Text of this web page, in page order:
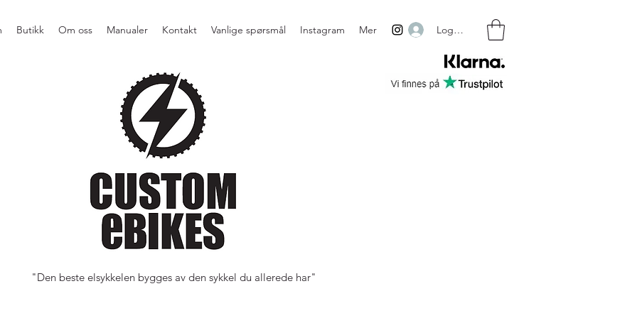
Butikk Om oss Manualer Kontakt Vanlige spørsmål Instagram Mer Logg inn
"Den beste elsykkelen bygges av den sykkel du allerede har"